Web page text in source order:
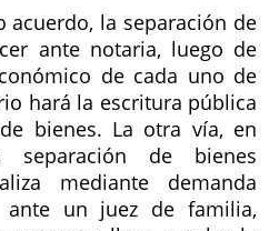
acuerdo, la separación de
ante notaria, luego de
de cada uno de
hará la escritura pública
bienes. La otra vía, en
de bienes
mediante demanda
ante un juez de familia,